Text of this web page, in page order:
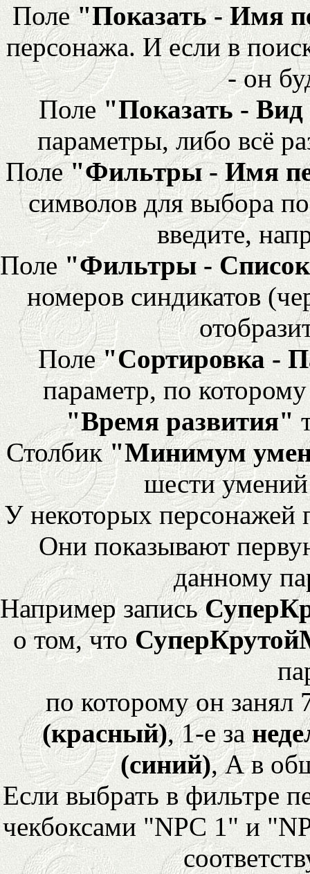
Поле"Показать - Имя
персонажа. И если в
- он
Поле "Показать -
параметры, либо всё
Поле"Фильтры - Имя
символов для выбора
введите,
Поле "Фильтры -
номеров синдикатов
Поле"Сортировка -
параметр, по
"Время развития"
Столбик"Минимум
шести
У некоторых персонажей
Они показывают
данному
Например запись
о том, что
по которому он
(красный), 1-е за
(синий), А в
Если выбрать в фильтре
чекбоксами "NPC 1" и